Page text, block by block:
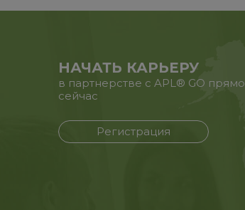
НАЧАТЬ КАРЬЕРУ
в партнерстве с APL® GO прямо
сейчас
Регистрация